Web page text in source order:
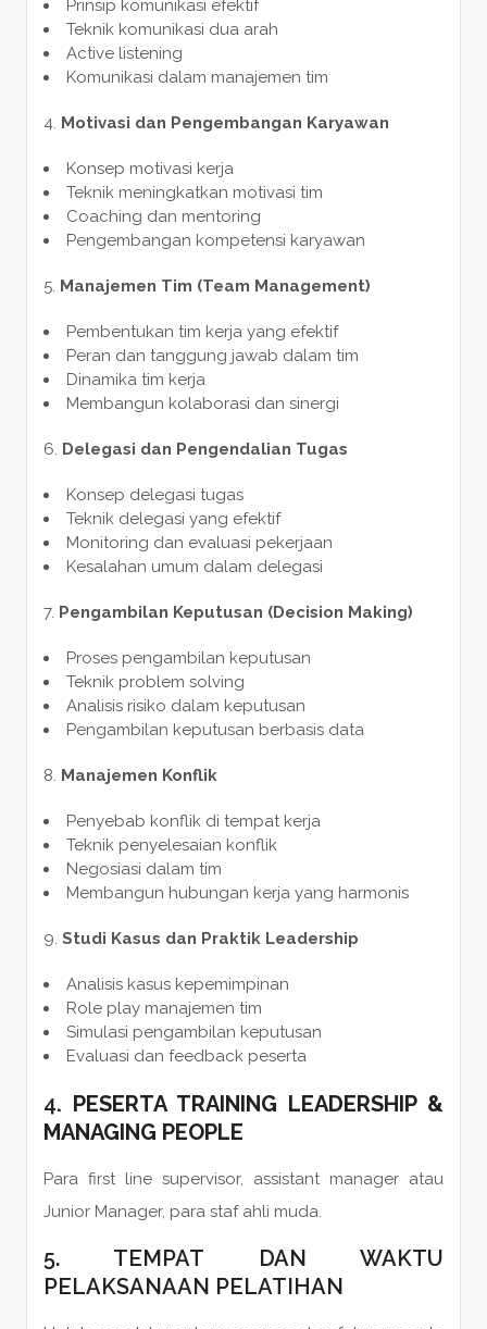
Prinsip komunikasi efektif
Teknik komunikasi dua arah
Active listening
Komunikasi dalam manajemen tim
Motivasi dan Pengembangan Karyawan
Konsep motivasi kerja
Teknik meningkatkan motivasi tim
Coaching dan mentoring
Pengembangan kompetensi karyawan
Manajemen Tim (Team Management)
Pembentukan tim kerja yang efektif
Peran dan tanggung jawab dalam tim
Dinamika tim kerja
Membangun kolaborasi dan sinergi
Delegasi dan Pengendalian Tugas
Konsep delegasi tugas
Teknik delegasi yang efektif
Monitoring dan evaluasi pekerjaan
Kesalahan umum dalam delegasi
Pengambilan Keputusan (Decision Making)
Proses pengambilan keputusan
Teknik problem solving
Analisis risiko dalam keputusan
Pengambilan keputusan berbasis data
Manajemen Konflik
Penyebab konflik di tempat kerja
Teknik penyelesaian konflik
Negosiasi dalam tim
Membangun hubungan kerja yang harmonis
Studi Kasus dan Praktik Leadership
Analisis kasus kepemimpinan
Role play manajemen tim
Simulasi pengambilan keputusan
Evaluasi dan feedback peserta
4. PESERTA TRAINING LEADERSHIP &
MANAGING PEOPLE
Para first line supervisor, assistant manager atau
Junior Manager, para staf ahli muda.
5. TEMPAT DAN WAKTU
PELAKSANAAN PELATIHAN